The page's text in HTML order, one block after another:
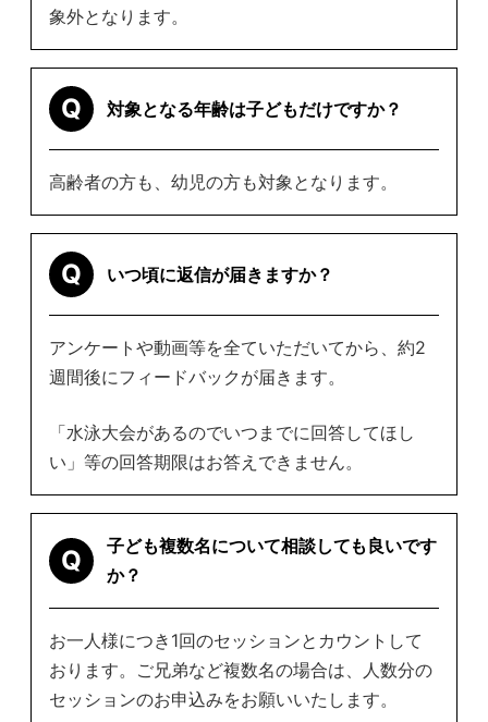
象外となります。
Q 対象となる年齢は子どもだけですか？
高齢者の方も、幼児の方も対象となります。
Q いつ頃に返信が届きますか？
アンケートや動画等を全ていただいてから、約2
週間後にフィードバックが届きます。
「水泳大会があるのでいつまでに回答してほし
い」等の回答期限はお答えできません。
Q
子ども複数名について相談しても良いです
か？
お一人様につき1回のセッションとカウントして
おります。ご兄弟など複数名の場合は、人数分の
セッションのお申込みをお願いいたします。